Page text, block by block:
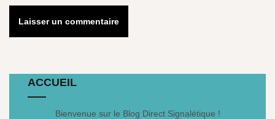
ACCUEIL
Bienvenue sur le Blog Direct Signalétique !